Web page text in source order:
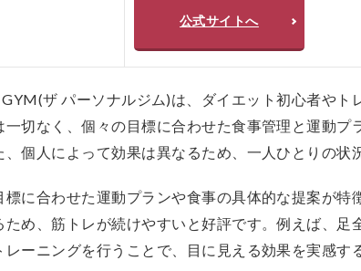
公式サイトへ
GYM(ザ パーソナルジム)は、ダイエット初心者や
一切なく、個々の目標に合わせた食事管理と運動
、個人によって効果は異なるため、一人ひとりの状
標に合わせた運動プランや食事の具体的な提案が
ため、筋トレが続けやすいと好評です。例えば、
ーニングを行うことで、目に見える効果を実感す